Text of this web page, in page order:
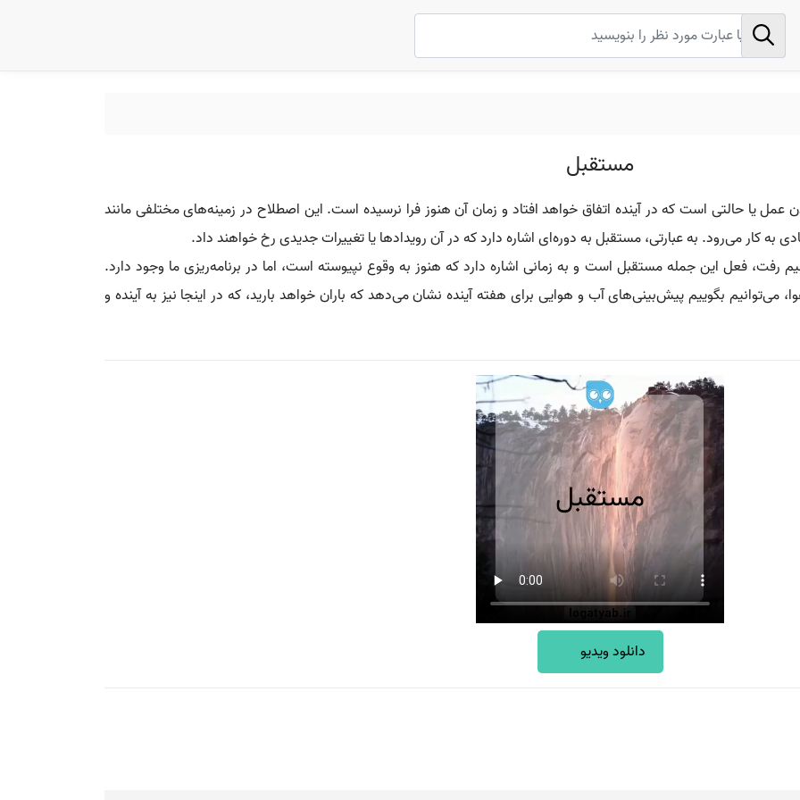
مستقبل
یا حالتی است که در آینده اتفاق خواهد افتاد و زمان آن هنوز فرا نرسیده است. این اصطلاح در زمینه‌های مختلفی مانند
به کار می‌رود. به عبارتی، مستقبل به دوره‌ای اشاره دارد که در آن رویدادها یا تغییرات جدیدی رخ خواهند داد.
رفت، فعل این جمله مستقبل است و به زمانی اشاره دارد که هنوز به وقوع نپیوسته است، اما در برنامه‌ریزی ما وجود دارد.
بگوییم پیش‌بینی‌های آب و هوایی برای هفته آینده نشان می‌دهد که باران خواهد بارید، که در اینجا نیز به آینده و
دانلود ویدیو